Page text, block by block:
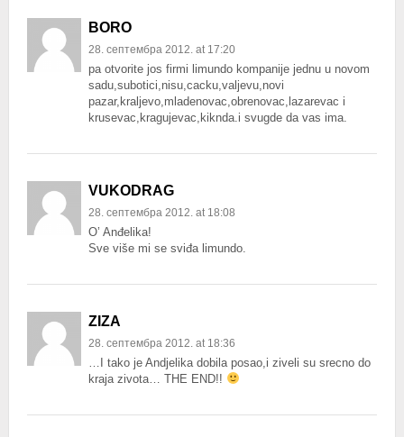
BORO
28. септембра 2012. at 17:20
pa otvorite jos firmi limundo kompanije jednu u novom
sadu,subotici,nisu,cacku,valjevu,novi
pazar,kraljevo,mladenovac,obrenovac,lazarevac i
krusevac,kragujevac,kiknda.i svugde da vas ima.
VUKODRAG
28. септембра 2012. at 18:08
O’ Anđelika!
Sve više mi se sviđa limundo.
ZIZA
28. септембра 2012. at 18:36
…I tako je Andjelika dobila posao,i ziveli su srecno do
kraja zivota… THE END!!